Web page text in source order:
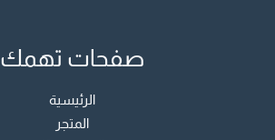
صفحات تهمك
الرئيسية
المتجر